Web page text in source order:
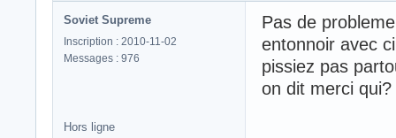
Soviet Supreme
Inscription : 2010-11-02
Messages : 976
Pas de
entonnoir avec
pissiez pas
on dit merci
Hors ligne